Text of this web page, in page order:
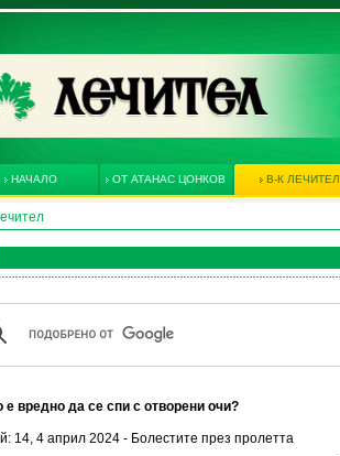
НАЧАЛО ОТ АТАНАС ЦОНКОВ В-К ЛЕЧИТЕЛ
е вредно да се спи с отворени очи?
14, 4 април 2024 - Болестите през пролетта